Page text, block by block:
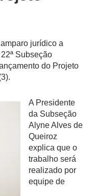
jurídico a
Subseção
do Projeto
A Presidente
da Subseção
Alyne Alves de
Queiroz
explica que o
trabalho será
realizado por
equipe de